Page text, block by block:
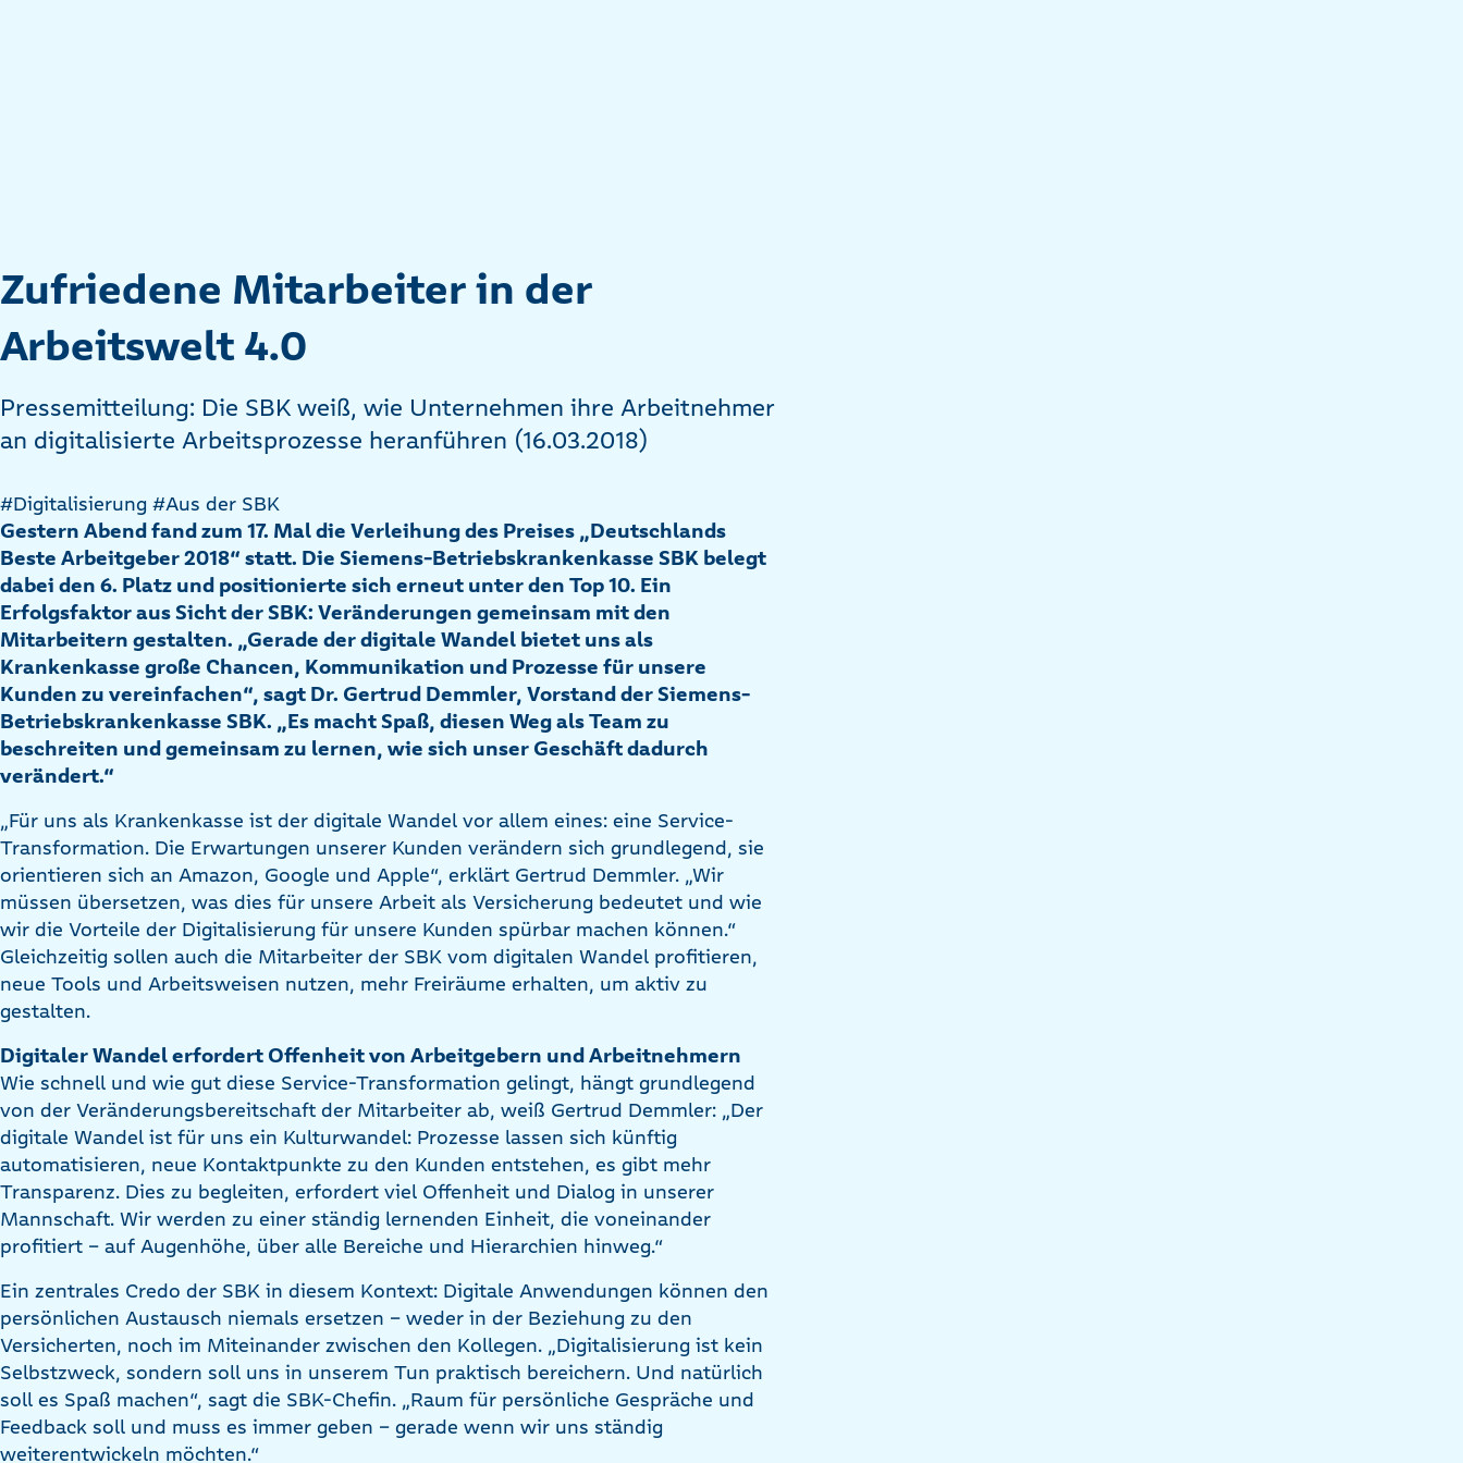
Zufriedene Mitarbeiter in der
Arbeitswelt 4.0
Pressemitteilung: Die SBK weiß, wie Unternehmen ihre Arbeitnehmer
an digitalisierte Arbeitsprozesse heranführen (16.03.2018)
#Digitalisierung #Aus der SBK
Gestern Abend fand zum 17. Mal die Verleihung des Preises „Deutschlands
Beste Arbeitgeber 2018“ statt. Die Siemens-Betriebskrankenkasse SBK belegt
dabei den 6. Platz und positionierte sich erneut unter den Top 10. Ein
Erfolgsfaktor aus Sicht der SBK: Veränderungen gemeinsam mit den
Mitarbeitern gestalten. „Gerade der digitale Wandel bietet uns als
Krankenkasse große Chancen, Kommunikation und Prozesse für unsere
Kunden zu vereinfachen“, sagt Dr. Gertrud Demmler, Vorstand der Siemens-
Betriebskrankenkasse SBK. „Es macht Spaß, diesen Weg als Team zu
beschreiten und gemeinsam zu lernen, wie sich unser Geschäft dadurch
verändert.“
„Für uns als Krankenkasse ist der digitale Wandel vor allem eines: eine Service-
Transformation. Die Erwartungen unserer Kunden verändern sich grundlegend, sie
orientieren sich an Amazon, Google und Apple“, erklärt Gertrud Demmler. „Wir
müssen übersetzen, was dies für unsere Arbeit als Versicherung bedeutet und wie
wir die Vorteile der Digitalisierung für unsere Kunden spürbar machen können.“
Gleichzeitig sollen auch die Mitarbeiter der SBK vom digitalen Wandel profitieren,
neue Tools und Arbeitsweisen nutzen, mehr Freiräume erhalten, um aktiv zu
gestalten.
Digitaler Wandel erfordert Offenheit von Arbeitgebern und Arbeitnehmern
Wie schnell und wie gut diese Service-Transformation gelingt, hängt grundlegend
von der Veränderungsbereitschaft der Mitarbeiter ab, weiß Gertrud Demmler: „Der
digitale Wandel ist für uns ein Kulturwandel: Prozesse lassen sich künftig
automatisieren, neue Kontaktpunkte zu den Kunden entstehen, es gibt mehr
Transparenz. Dies zu begleiten, erfordert viel Offenheit und Dialog in unserer
Mannschaft. Wir werden zu einer ständig lernenden Einheit, die voneinander
profitiert – auf Augenhöhe, über alle Bereiche und Hierarchien hinweg.“
Ein zentrales Credo der SBK in diesem Kontext: Digitale Anwendungen können den
persönlichen Austausch niemals ersetzen – weder in der Beziehung zu den
Versicherten, noch im Miteinander zwischen den Kollegen. „Digitalisierung ist kein
Selbstzweck, sondern soll uns in unserem Tun praktisch bereichern. Und natürlich
soll es Spaß machen“, sagt die SBK-Chefin. „Raum für persönliche Gespräche und
Feedback soll und muss es immer geben – gerade wenn wir uns ständig
weiterentwickeln möchten.“